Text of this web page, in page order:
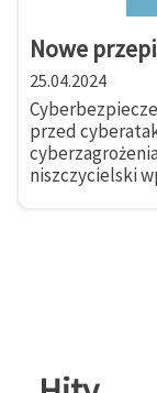
Nowe
25.04.2024
przed
niszczycielski